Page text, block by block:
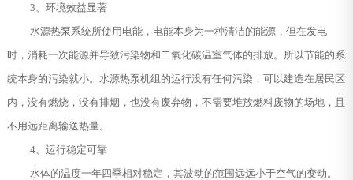
3、环境效益显著
水源热泵系统所使用电能，电能本身为一种清洁的能源，但在发电
时，消耗一次能源并导致污染物和二氧化碳温室气体的排放。所以节能的系
统本身的污染就小。水源热泵机组的运行没有任何污染，可以建造在居民区
内，没有燃烧，没有排烟，也没有废弃物，不需要堆放燃料废物的场地，且
不用远距离输送热量。
4、运行稳定可靠
水体的温度一年四季相对稳定，其波动的范围远远小于空气的变动。